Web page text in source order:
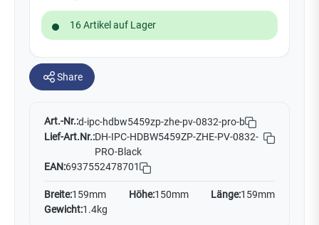
16 Artikel auf Lager
Share
Art.-Nr.:d-ipc-hdbw5459zp-zhe-pv-0832-pro-b
Lief-Art.Nr.:DH-IPC-HDBW5459ZP-ZHE-PV-0832-
PRO-Black
EAN:6937552478701
Breite:159mm Höhe:150mm Länge:159mm
Gewicht:1.4kg